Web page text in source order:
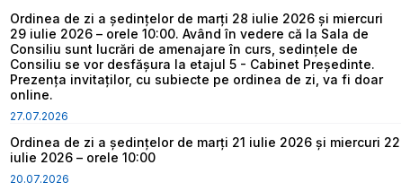
Ordinea de zi a ședințelor de marți 28 iulie 2026 și miercuri
29 iulie 2026 – orele 10:00. Având în vedere că la Sala de
Consiliu sunt lucrări de amenajare în curs, sedințele de
Consiliu se vor desfășura la etajul 5 - Cabinet Președinte.
Prezența invitaților, cu subiecte pe ordinea de zi, va fi doar
online.
27.07.2026
Ordinea de zi a ședințelor de marți 21 iulie 2026 și miercuri 22
iulie 2026 – orele 10:00
20.07.2026